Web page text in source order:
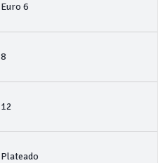
Euro 6
8
12
Plateado